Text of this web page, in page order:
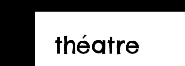
théatre